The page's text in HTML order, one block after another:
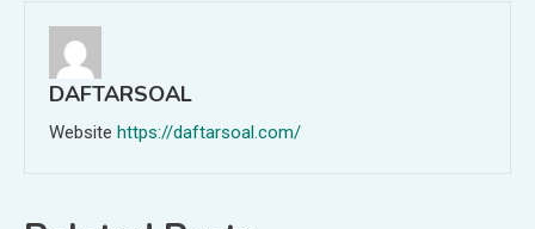
DAFTARSOAL
Website https://daftarsoal.com/